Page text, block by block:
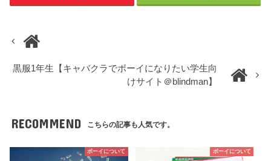
黒服1年生【キャバクラでボーイになりたい学生向
けサイト＠blindman】
RECOMMEND こちらの記事も人気です。
ボーイについて ボーイについて